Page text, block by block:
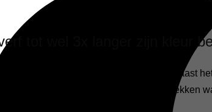
tot wel 3x langer zijn kleur
natuurlijke ingrediënten kiest, naast
tijd geen kleurverschillen ziet op plekken